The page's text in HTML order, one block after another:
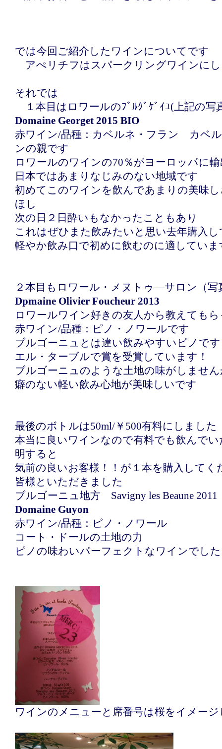
では今回ご紹介したワインについてです
アぺリチフはスパークリングワインに
それでは
１本目はロワールのﾌﾞﾙｸﾞｹﾞｲﾕ(上記の写
Domaine Georget 2015 BIO
赤ワイン/品種：カベルネ・フラン カベ
ンの親です
ロワールのワインの70％がヨーロッパに
日本ではあまりなじみのない地域です
初めてこのワインを飲んであまりの美味
ほし
次の日２日酔いもなかったこともあり
これはぜひまた飲みたいと思い去年購入
軽やか飲み口で初めに飲むのに適していま
２本目もロワール・メヌトゥ―サロン（写
Dpmaine Olivier Foucheur 2013
ロワールワイン好きの友人から教えても
赤ワイン/品種：ピノ・ノワールです
ブルゴーニュとは違い飲みやすいピノです
エル・ターブルで賞を受賞しています！
ブルゴーニュのような土地の味がしませ
癖のない軽い飲み心地が美味しいです
最後のボトルは50ml/￥500有料にしました
本当に良いワインなので有料でも飲んで
明すると
気前の良いお客様！！が１本を購入してく
皆様といただきました
ブルゴーニュ地方 Savigny les Beaune
Domaine Guyon
赤ワイン/品種：ピノ・ノワール
コート・ドールの土地の力
ピノの味わいパーフェクトなワインでし
ワインのメニューと席番号は桜をイメー